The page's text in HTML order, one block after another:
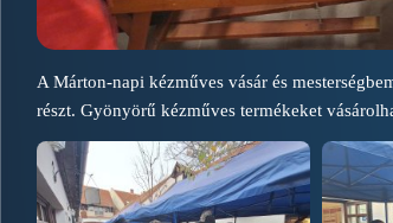
A Márton-napi kézműves vásár és
részt. Gyönyörű kézműves termékeket